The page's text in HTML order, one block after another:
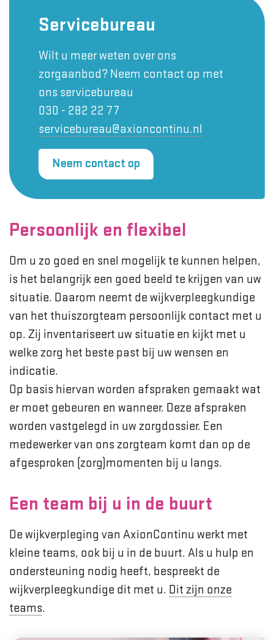
Servicebureau
Wilt u meer weten over ons
zorgaanbod? Neem contact op met
ons servicebureau
030 - 282 22 77
servicebureau@axioncontinu.nl
Neem contact op
Persoonlijk en flexibel
Om u zo goed en snel mogelijk te kunnen helpen,
is het belangrijk een goed beeld te krijgen van uw
situatie. Daarom neemt de wijkverpleegkundige
van het thuiszorgteam persoonlijk contact met u
op. Zij inventariseert uw situatie en kijkt met u
welke zorg het beste past bij uw wensen en
indicatie.
Op basis hiervan worden afspraken gemaakt wat
er moet gebeuren en wanneer. Deze afspraken
worden vastgelegd in uw zorgdossier. Een
medewerker van ons zorgteam komt dan op de
afgesproken (zorg)momenten bij u langs.
Een team bij u in de buurt
De wijkverpleging van AxionContinu werkt met
kleine teams, ook bij u in de buurt. Als u hulp en
ondersteuning nodig heeft, bespreekt de
wijkverpleegkundige dit met u. Dit zijn onze
teams.